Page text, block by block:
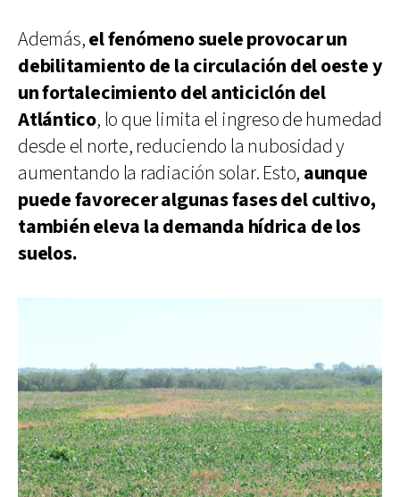
Además,el fenómeno suele provocar un
debilitamiento de la circulación del oeste y
un fortalecimiento del anticiclón del
Atlántico, lo que limita el ingreso de humedad
desde el norte, reduciendo la nubosidad y
aumentando la radiación solar. Esto, aunque
puede favorecer algunas fases del cultivo,
también eleva la demanda hídrica de los
suelos.